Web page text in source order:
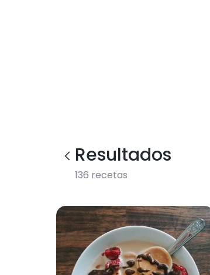
Resultados
136 recetas